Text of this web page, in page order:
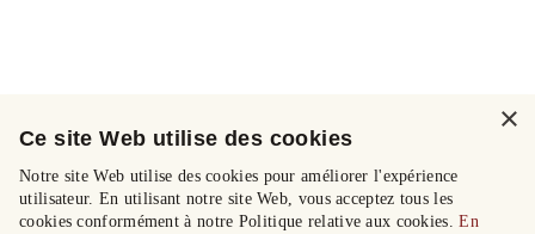
×
Ce site Web utilise des cookies
Notre site Web utilise des cookies pour améliorer l'expérience
utilisateur. En utilisant notre site Web, vous acceptez tous les
cookies conformément à notre Politique relative aux cookies.En